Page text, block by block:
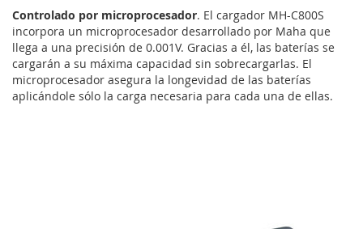
Controlado por microprocesador. El cargador MH-C800S
incorpora un microprocesador desarrollado por Maha que
llega a una precisión de 0.001V. Gracias a él, las baterías se
cargarán a su máxima capacidad sin sobrecargarlas. El
microprocesador asegura la longevidad de las baterías
aplicándole sólo la carga necesaria para cada una de ellas.